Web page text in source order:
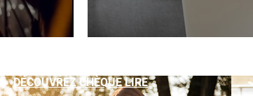
DÉCOUVREZ CHÈQUE LIRE